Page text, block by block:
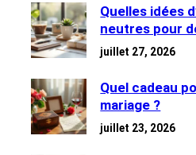
Quelles idées
neutres pour
juillet 27, 2026
Quel cadeau
mariage ?
juillet 23, 2026